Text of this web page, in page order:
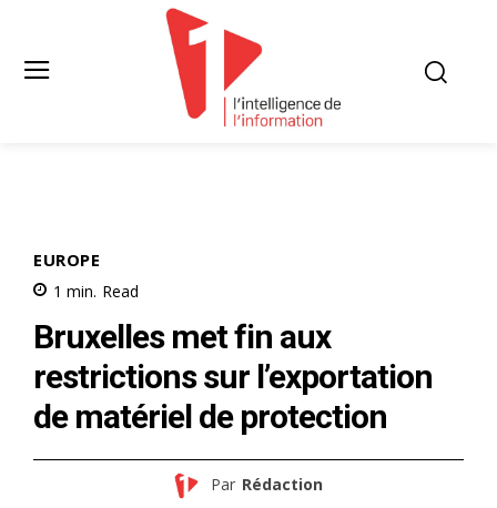
EUROPE
1 min. Read
Bruxelles met fin aux
restrictions sur l’exportation
de matériel de protection
Par Rédaction